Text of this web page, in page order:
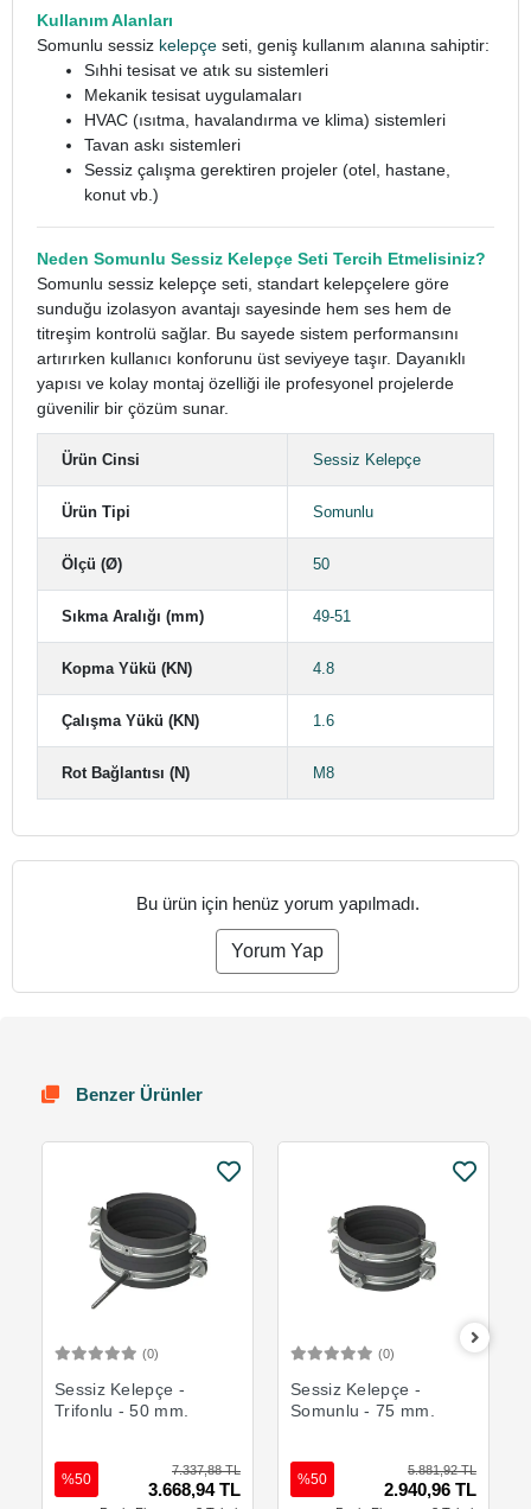
Kullanım Alanları
Somunlu sessiz kelepçe seti, geniş kullanım alanına sahiptir:
Sıhhi tesisat ve atık su sistemleri
Mekanik tesisat uygulamaları
HVAC (ısıtma, havalandırma ve klima) sistemleri
Tavan askı sistemleri
Sessiz çalışma gerektiren projeler (otel, hastane,
konut vb.)
Neden Somunlu Sessiz Kelepçe Seti Tercih Etmelisiniz?
Somunlu sessiz kelepçe seti, standart kelepçelere göre
sunduğu izolasyon avantajı sayesinde hem ses hem de
titreşim kontrolü sağlar. Bu sayede sistem performansını
artırırken kullanıcı konforunu üst seviyeye taşır. Dayanıklı
yapısı ve kolay montaj özelliği ile profesyonel projelerde
güvenilir bir çözüm sunar.
Ürün Cinsi Sessiz Kelepçe
Ürün Tipi Somunlu
Ölçü (Ø) 50
Sıkma Aralığı (mm) 49-51
Kopma Yükü (KN) 4.8
Çalışma Yükü (KN) 1.6
Rot Bağlantısı (N) M8
Bu ürün için henüz yorum yapılmadı.
Yorum Yap
Benzer Ürünler
(0)
Sessiz Kelepçe -
Trifonlu - 50 mm.
7.337,88 TL
3.668,94 TL
%50
(0)
Sessiz Kelepçe -
Somunlu - 75 mm.
5.881,92 TL
2.940,96 TL
%50